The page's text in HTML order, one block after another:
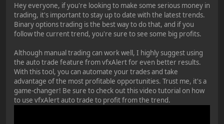
Hey everyone, if you're looking to make some serious money in
trading, it's important to stay up to date with the latest trends.
Binary options trading is the best way to do that, and if you
follow the current trend, you're sure to see some big profits.
Although manual trading can work well, I highly suggest using
the auto trade feature from vfxAlert for even better results.
With this tool, you can automate your trades and take
advantage of the most profitable opportunities. Trust me, it's a
game-changer! Be sure to check out this video tutorial on how
to use vfxAlert auto trade to profit from the trend.